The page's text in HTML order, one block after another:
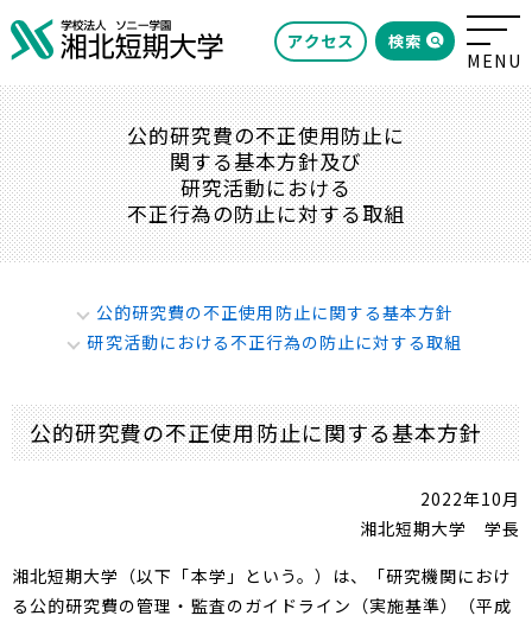
アクセス 検索
公的研究費の不正使用防止に
関する基本方針及び
研究活動における
不正行為の防止に対する取組
公的研究費の不正使用防止に関する基本方針
研究活動における不正行為の防止に対する取組
公的研究費の不正使用防止に関する基本方針
2022年10月
湘北短期大学 学長
湘北短期大学（以下「本学」という。）は、「研究機関におけ
る公的研究費の管理・監査のガイドライン（実施基準）（平成